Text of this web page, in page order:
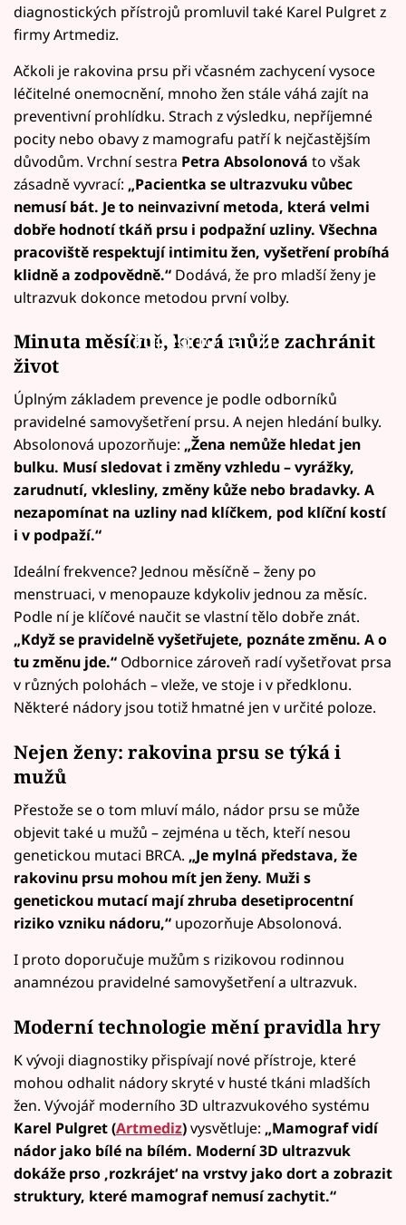
diagnostických přístrojů promluvil také Karel Pulgret z
firmy Artmediz.
Ačkoli je rakovina prsu při včasném zachycení vysoce
léčitelné onemocnění, mnoho žen stále váhá zajít na
preventivní prohlídku. Strach z výsledku, nepříjemné
pocity nebo obavy z mamografu patří k nejčastějším
důvodům. Vrchní sestra Petra Absolonová to však
zásadně vyvrací: „Pacientka se ultrazvuku vůbec
nemusí bát. Je to neinvazivní metoda, která velmi
dobře hodnotí tkáň prsu i podpažní uzliny. Všechna
pracoviště respektují intimitu žen, vyšetření probíhá
klidně a zodpovědně.“ Dodává, že pro mladší ženy je
ultrazvuk dokonce metodou první volby.
Failed to fetch
Minuta měsíčně, která může zachránit
život
Úplným základem prevence je podle odborníků
pravidelné samovyšetření prsu. A nejen hledání bulky.
Absolonová upozorňuje: „Žena nemůže hledat jen
bulku. Musí sledovat i změny vzhledu – vyrážky,
zarudnutí, vklesliny, změny kůže nebo bradavky. A
nezapomínat na uzliny nad klíčkem, pod klíční kostí
i v podpaží.“
Ideální frekvence? Jednou měsíčně – ženy po
menstruaci, v menopauze kdykoliv jednou za měsíc.
Podle ní je klíčové naučit se vlastní tělo dobře znát.
„Když se pravidelně vyšetřujete, poznáte změnu. A o
tu změnu jde.“ Odbornice zároveň radí vyšetřovat prsa
v různých polohách – vleže, ve stoje i v předklonu.
Některé nádory jsou totiž hmatné jen v určité poloze.
Nejen ženy: rakovina prsu se týká i
mužů
Přestože se o tom mluví málo, nádor prsu se může
objevit také u mužů – zejména u těch, kteří nesou
genetickou mutaci BRCA. „Je mylná představa, že
rakovinu prsu mohou mít jen ženy. Muži s
genetickou mutací mají zhruba desetiprocentní
riziko vzniku nádoru,“ upozorňuje Absolonová.
I proto doporučuje mužům s rizikovou rodinnou
anamnézou pravidelné samovyšetření a ultrazvuk.
Moderní technologie mění pravidla hry
K vývoji diagnostiky přispívají nové přístroje, které
mohou odhalit nádory skryté v husté tkáni mladších
žen. Vývojář moderního 3D ultrazvukového systému
Karel Pulgret (Artmediz)vysvětluje: „Mamograf vidí
nádor jako bílé na bílém. Moderní 3D ultrazvuk
dokáže prso ‚rozkrájet‘ na vrstvy jako dort a zobrazit
struktury, které mamograf nemusí zachytit.“